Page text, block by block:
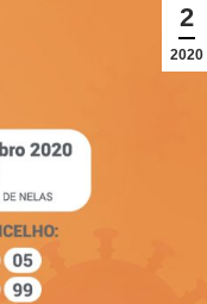
2
2020